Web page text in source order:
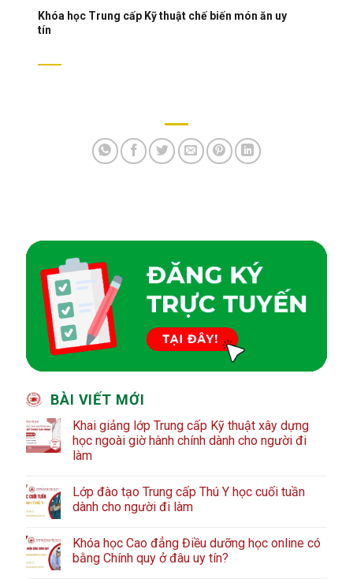
Khóa học Trung cấp Kỹ thuật chế biến món ăn uy
tín
BÀI VIẾT MỚI
Khai giảng lớp Trung cấp Kỹ thuật xây dựng
học ngoài giờ hành chính dành cho người đi
làm
Lớp đào tạo Trung cấp Thú Y học cuối tuần
dành cho người đi làm
Khóa học Cao đẳng Điều dưỡng học online có
bằng Chính quy ở đâu uy tín?